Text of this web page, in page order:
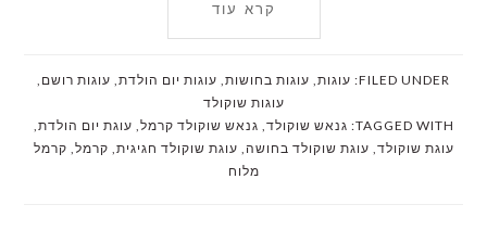
קרא עוד
FILED UNDER: עוגות, עוגות בחושות, עוגות יום הולדת, עוגות רושם ,
עוגות שוקולד
TAGGED WITH: גנאש שוקולד, גנאש שוקולד קרמל, עוגת יום הולדת,
עוגת שוקולד, עוגת שוקולד בחושה, עוגת שוקולד חגיגית, קרמל, קרמל
מלוח